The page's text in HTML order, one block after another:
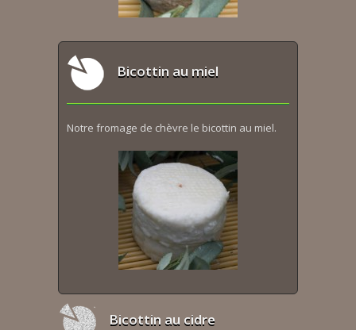
Bicottin au miel
Notre fromage de chèvre le bicottin au miel.
Bicottin au cidre